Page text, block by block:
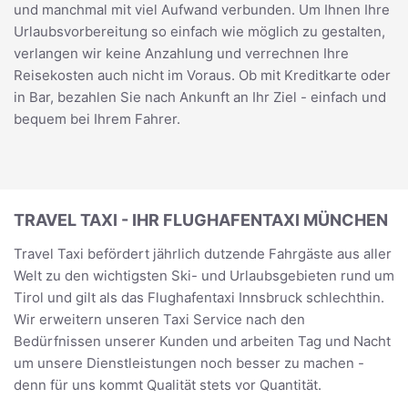
und manchmal mit viel Aufwand verbunden. Um Ihnen Ihre
Urlaubsvorbereitung so einfach wie möglich zu gestalten,
verlangen wir keine Anzahlung und verrechnen Ihre
Reisekosten auch nicht im Voraus. Ob mit Kreditkarte oder
in Bar, bezahlen Sie nach Ankunft an Ihr Ziel - einfach und
bequem bei Ihrem Fahrer.
TRAVEL TAXI - IHR FLUGHAFENTAXI MÜNCHEN
Travel Taxi befördert jährlich dutzende Fahrgäste aus aller
Welt zu den wichtigsten Ski- und Urlaubsgebieten rund um
Tirol und gilt als das Flughafentaxi Innsbruck schlechthin.
Wir erweitern unseren Taxi Service nach den
Bedürfnissen unserer Kunden und arbeiten Tag und Nacht
um unsere Dienstleistungen noch besser zu machen -
denn für uns kommt Qualität stets vor Quantität.